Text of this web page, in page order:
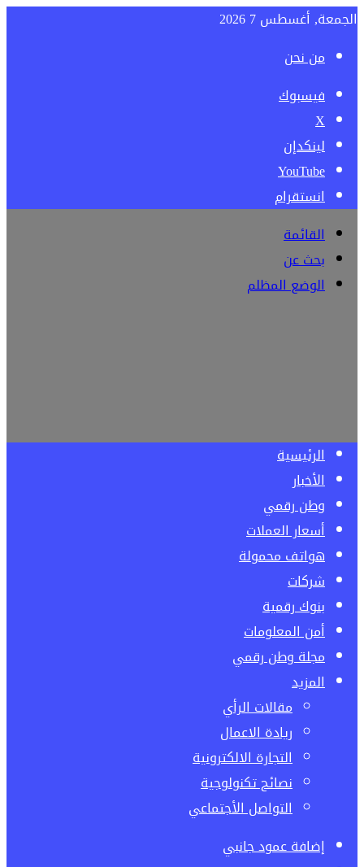
الجمعة, أغسطس 7 2026
من نحن
فيسبوك
‫X
لينكدإن
‫YouTube
انستقرام
القائمة
بحث عن
الوضع المظلم
الرئيسية
الأخبار
وطن رقمي
أسعار العملات
هواتف محمولة
شركات
بنوك رقمية
أمن المعلومات
مجلة وطن رقمي
المزيد
مقالات الرأي
ريادة الاعمال
التجارة الالكترونية
نصائح تكنولوجية
التواصل الأجتماعي
إضافة عمود جانبي